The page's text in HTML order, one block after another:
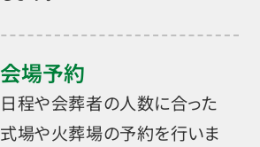
会場予約
日程や会葬者の人数に合った
式場や火葬場の予約を行いま